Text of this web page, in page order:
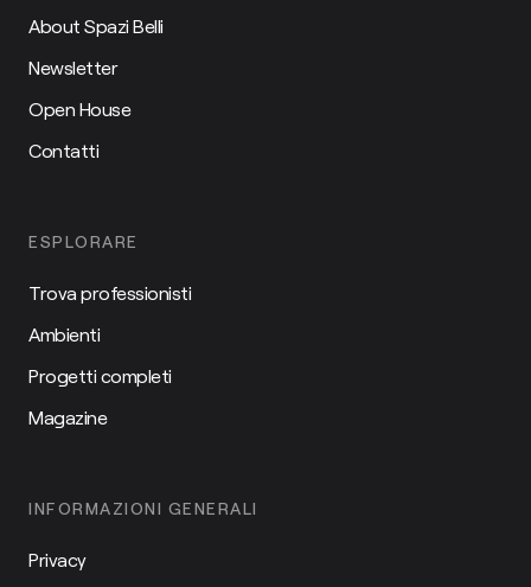
About Spazi Belli
Newsletter
Open House
Contatti
ESPLORARE
Trova professionisti
Ambienti
Progetti completi
Magazine
INFORMAZIONI GENERALI
Privacy